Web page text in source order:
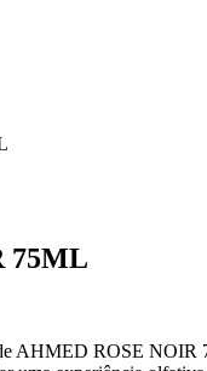
75ML
AHMED ROSE NOIR